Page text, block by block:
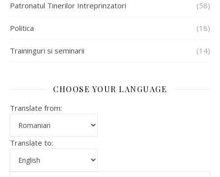
Patronatul Tinerilor Intreprinzatori (58)
Politica (18)
Traininguri si seminarii (14)
CHOOSE YOUR LANGUAGE
Translate from:
Translate to: